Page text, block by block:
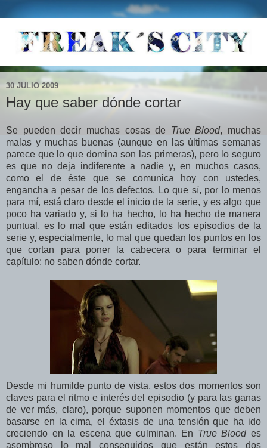
30 JULIO 2009
Hay que saber dónde cortar
Se pueden decir muchas cosas de True Blood, muchas
malas y muchas buenas (aunque en las últimas semanas
parece que lo que domina son las primeras), pero lo seguro
es que no deja indiferente a nadie y, en muchos casos,
como el de éste que se comunica hoy con ustedes,
engancha a pesar de los defectos. Lo que sí, por lo menos
para mí, está claro desde el inicio de la serie, y es algo que
poco ha variado y, si lo ha hecho, lo ha hecho de manera
puntual, es lo mal que están editados los episodios de la
serie y, especialmente, lo mal que quedan los puntos en los
que cortan para poner la cabecera o para terminar el
capítulo: no saben dónde cortar.
Desde mi humilde punto de vista, estos dos momentos son
claves para el ritmo e interés del episodio (y para las ganas
de ver más, claro), porque suponen momentos que deben
basarse en la cima, el éxtasis de una tensión que ha ido
creciendo en la escena que culminan. En True Bloodes
asombroso lo mal conseguidos que están estos dos